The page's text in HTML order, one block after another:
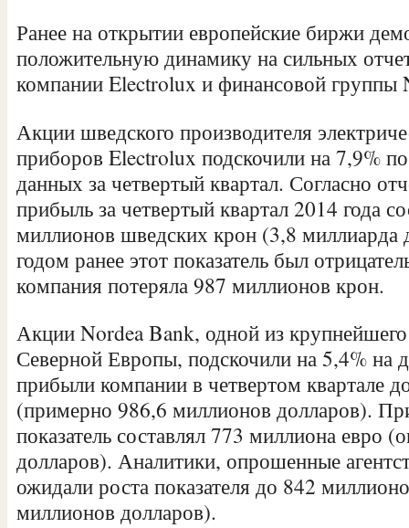
Ранее на открытии европейские биржи
положительную динамику на сильных
компании Electrolux и финансовой группы
Акции шведского производителя
приборов Electrolux подскочили на 7,9%
данных за четвертый квартал. Согласно
прибыль за четвертый квартал 2014 года
миллионов шведских крон (3,8 миллиарда
годом ранее этот показатель был
компания потеряла 987 миллионов крон.
Акции Nordea Bank, одной из
Северной Европы, подскочили на 5,4% на
прибыли компании в четвертом квартале
(примерно 986,6 миллионов долларов).
показатель составлял 773 миллиона евро
долларов). Аналитики, опрошенные
ожидали роста показателя до 842
миллионов долларов).